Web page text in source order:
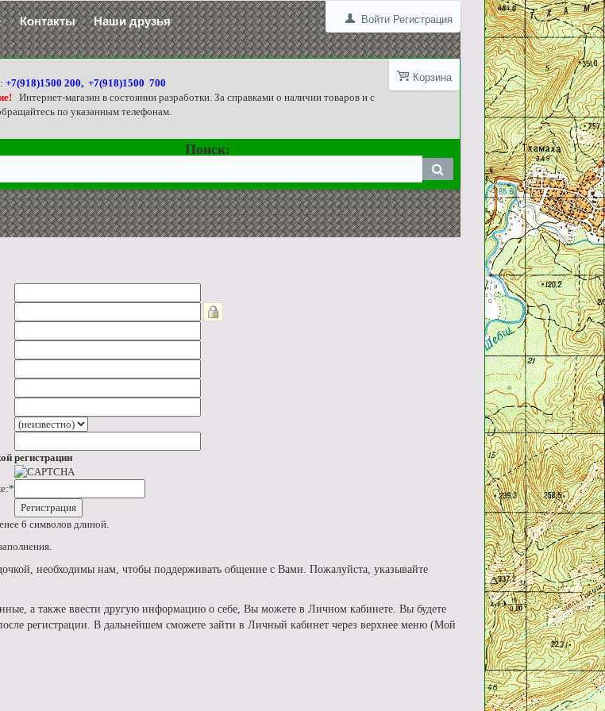
Войти Регистрация
Контакты
Наши друзья
Корзина
+7(918)1500 200, +7(918)1500 700
Интернет-магазин в состоянии разработки. За справками о наличии товаров и с
по указанным телефонам.
Поиск:
регистрации
*
6 символов длиной.
необходимы нам, чтобы поддерживать общение с Вами. Пожалуйста, указывайте
а также ввести другую информацию о себе, Вы можете в Личном кабинете. Вы будете
регистрации. В дальнейшем сможете зайти в Личный кабинет через верхнее меню (Мой